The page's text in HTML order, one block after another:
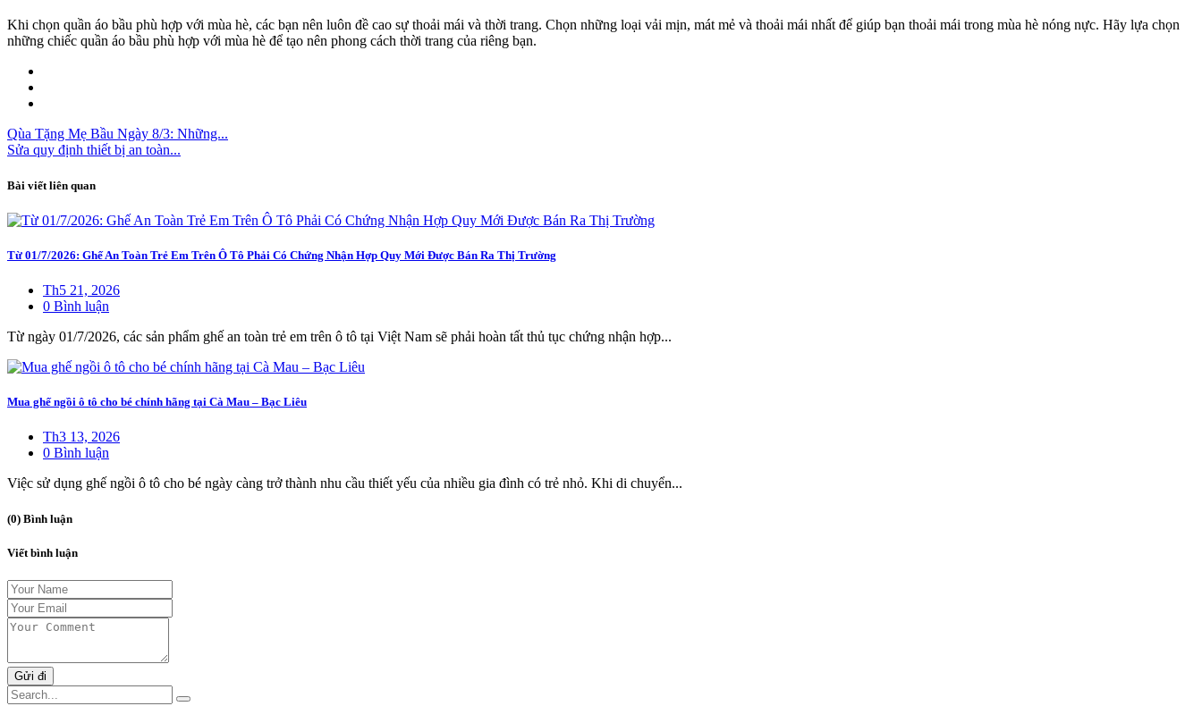
Khi chọn quần áo bầu phù hợp với mùa hè, các bạn nên luôn đề cao sự thoải mái và thời trang. Chọn những loại vải mịn, mát mẻ và thoải mái nhất để giúp bạn thoải mái trong mùa hè nóng nực. Hãy lựa chọn
những chiếc quần áo bầu phù hợp với mùa hè để tạo nên phong cách thời trang của riêng bạn.
Qùa Tặng Mẹ Bầu Ngày 8/3: Những...
Sửa quy định thiết bị an toàn...
Bài viết liên quan
Từ 01/7/2026: Ghế An Toàn Trẻ Em Trên Ô Tô Phải Có Chứng Nhận Hợp Quy Mới Được Bán Ra Thị Trường
Th5 21, 2026
0 Bình luận
Từ ngày 01/7/2026, các sản phẩm ghế an toàn trẻ em trên ô tô tại Việt Nam sẽ phải hoàn tất thủ tục chứng nhận hợp...
Mua ghế ngồi ô tô cho bé chính hãng tại Cà Mau – Bạc Liêu
Th3 13, 2026
0 Bình luận
Việc sử dụng ghế ngồi ô tô cho bé ngày càng trở thành nhu cầu thiết yếu của nhiều gia đình có trẻ nhỏ. Khi di chuyển...
(0) Bình luận
Viết bình luận
Gửi đi